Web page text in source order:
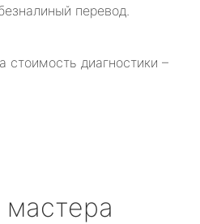
перевод.
стоимость диагностики –
мастера